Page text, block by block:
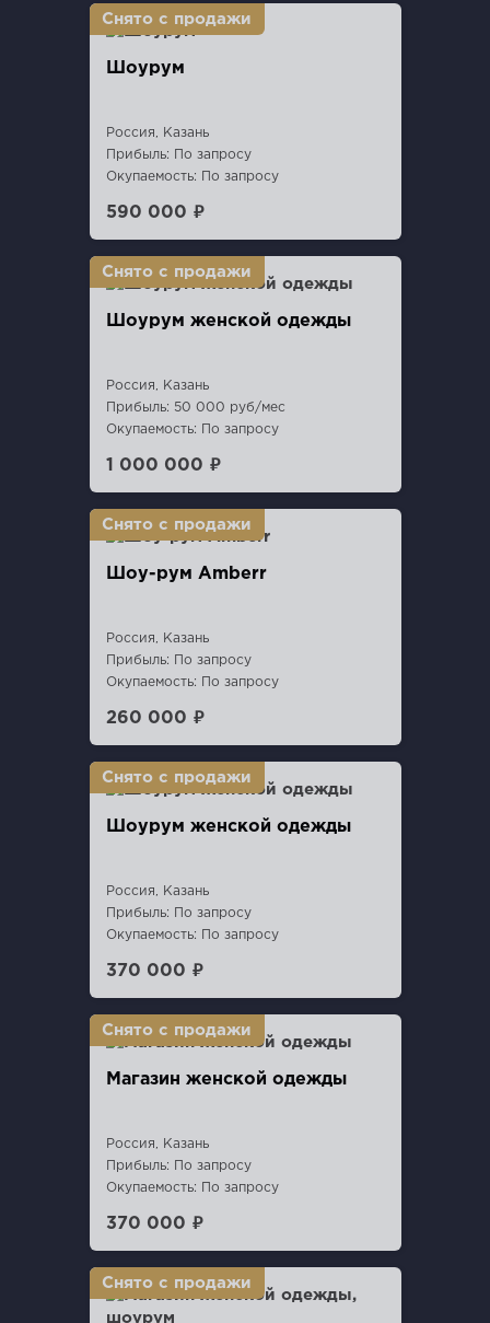
Шоурум
Россия, Казань
Прибыль: По запросу
Окупаемость: По запросу
590 000 ₽
Шоурум женской одежды
Россия, Казань
Прибыль: 50 000 руб/мес
Окупаемость: По запросу
1 000 000 ₽
Шоу-рум Amberr
Россия, Казань
Прибыль: По запросу
Окупаемость: По запросу
260 000 ₽
Шоурум женской одежды
Россия, Казань
Прибыль: По запросу
Окупаемость: По запросу
370 000 ₽
Магазин женской одежды
Россия, Казань
Прибыль: По запросу
Окупаемость: По запросу
370 000 ₽